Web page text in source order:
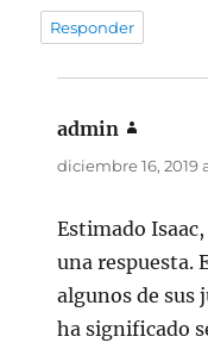
Responder
admin
diciembre 16, 2019
Estimado
una respuesta.
algunos de sus
ha significado